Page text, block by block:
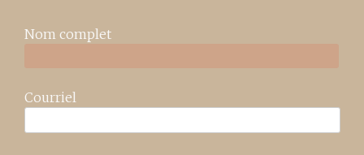
Nom complet
Courriel